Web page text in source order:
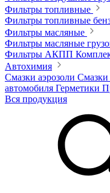
Фильтры топливные
Фильтры топливные
Фильтры масляные
Фильтры масляные
Фильтры АКПП
Автохимия
Смазки аэрозоли Смазки
автомобиля Герметики
Вся продукция